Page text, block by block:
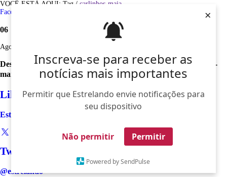
Inscreva-se para receber as
notícias mais importantes
Permitir que Estrelando envie notificações para
seu dispositivo
Não permitir Permitir
Powered by SendPulse
×
VOCÊ ESTÁ AQUI: Tag / carlinhos-maia
Facebook
06
Ago
Desculpe, não foi encontrado nenhum registro sobre: carlinhos-
maia
Like
Estrelando
Twitter
@estrelando